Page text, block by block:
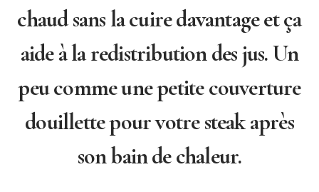
chaud sans la cuire davantage et ça
aide à la redistribution des jus. Un
peu comme une petite couverture
douillette pour votre steak après
son bain de chaleur.